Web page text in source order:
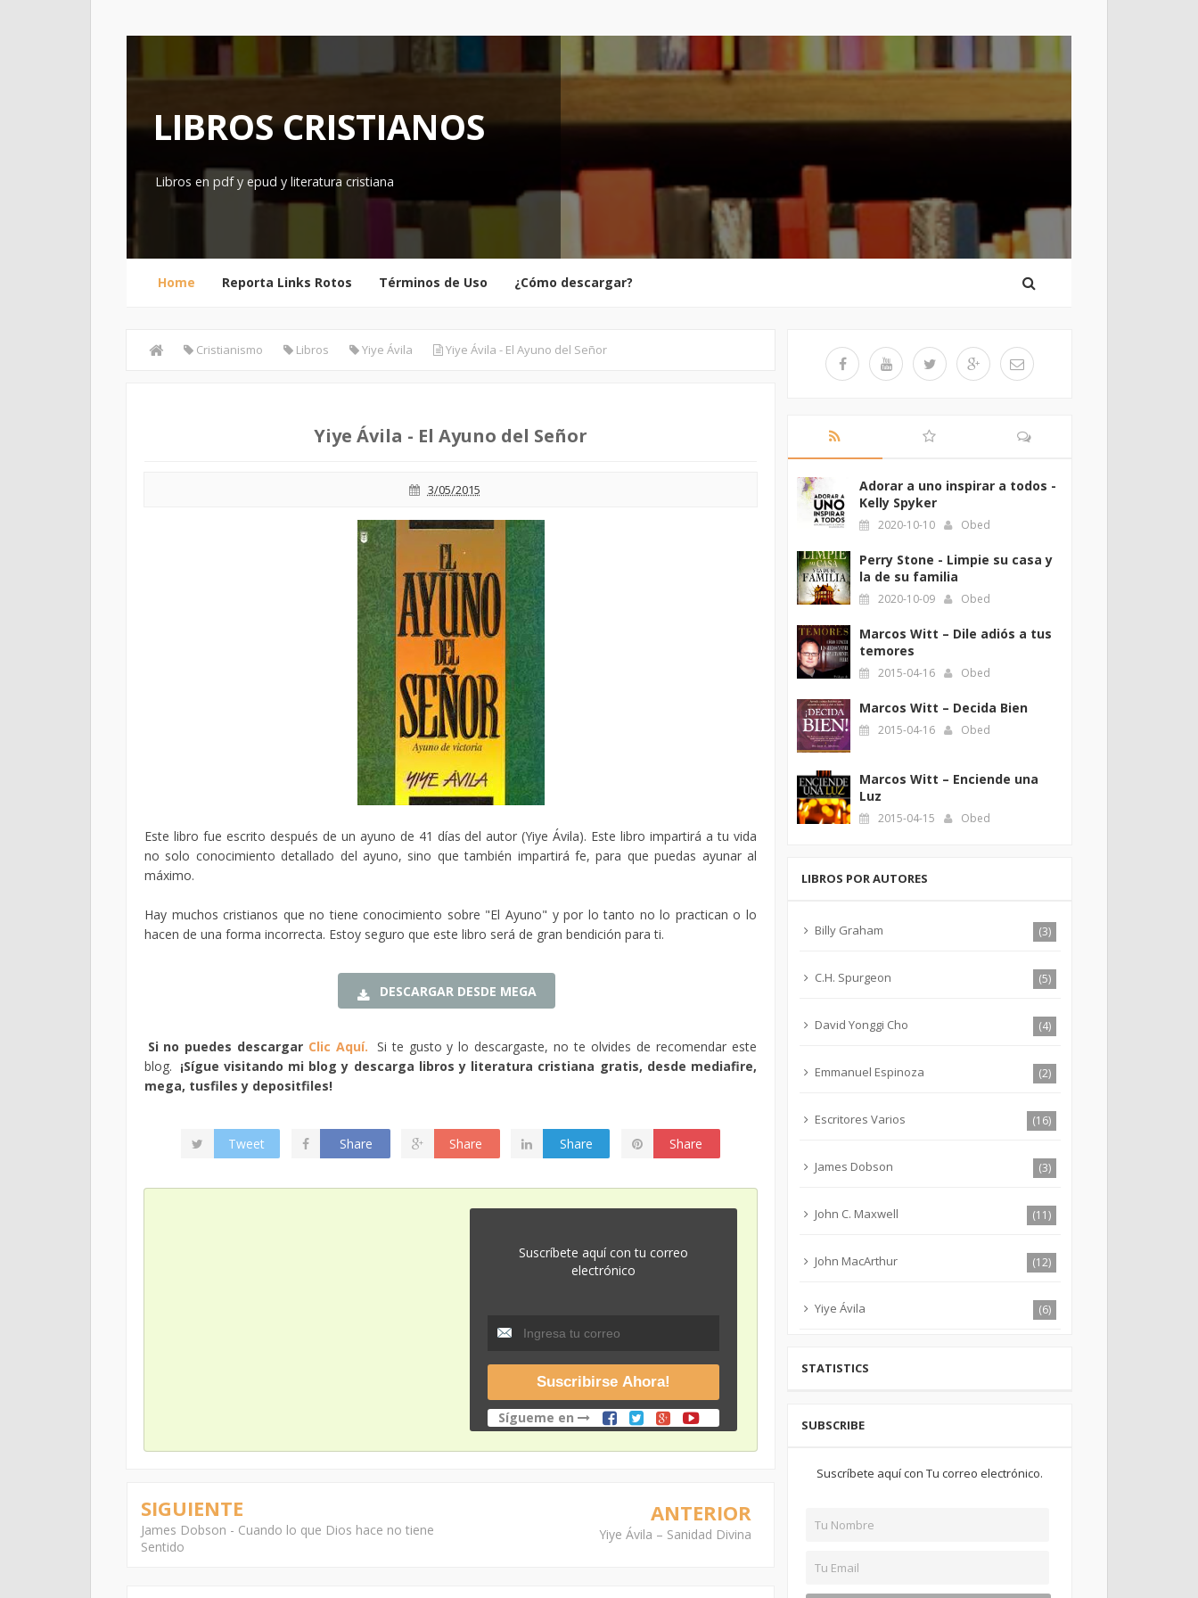
LIBROS CRISTIANOS
Libros en pdf y epud y literatura cristiana
Home Reporta Links Rotos Términos de Uso ¿Cómo descargar?
Cristianismo Libros Yiye Ávila Yiye Ávila - El Ayuno del Señor
Yiye Ávila - El Ayuno del Señor
3/05/2015
Este libro fue escrito después de un ayuno de 41 días del autor (Yiye Ávila). Este libro impartirá a tu vida
no solo conocimiento detallado del ayuno, sino que también impartirá fe, para que puedas ayunar al
máximo.
Hay muchos cristianos que no tiene conocimiento sobre "El Ayuno" y por lo tanto no lo practican o lo
hacen de una forma incorrecta. Estoy seguro que este libro será de gran bendición para ti.
DESCARGAR DESDE MEGA
Si no puedes descargar Clic Aquí. Si te gusto y lo descargaste, no te olvides de recomendar este
blog. ¡Sígue visitando mi blog y descarga libros y literatura cristiana gratis, desde mediafire,
mega, tusfiles y depositfiles!
Tweet Share Share Share Share
Suscríbete aquí con tu correo
electrónico
Sígueme en
SIGUIENTE
James Dobson - Cuando lo que Dios hace no tiene
Sentido
ANTERIOR
Yiye Ávila – Sanidad Divina
Adorar a uno inspirar a todos -
Kelly Spyker
2020-10-10 Obed
Perry Stone - Limpie su casa y
la de su familia
2020-10-09 Obed
Marcos Witt – Dile adiós a tus
temores
2015-04-16 Obed
Marcos Witt – Decida Bien
2015-04-16 Obed
Marcos Witt – Enciende una
Luz
2015-04-15 Obed
LIBROS POR AUTORES
Billy Graham (3)
C.H. Spurgeon (5)
David Yonggi Cho (4)
Emmanuel Espinoza (2)
Escritores Varios (16)
James Dobson (3)
John C. Maxwell (11)
John MacArthur (12)
Yiye Ávila (6)
STATISTICS
SUBSCRIBE
Suscríbete aquí con Tu correo electrónico.